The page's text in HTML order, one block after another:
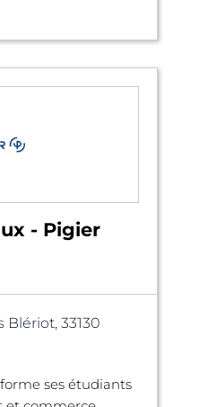
- Pigier
Blériot, 33130
ses étudiants